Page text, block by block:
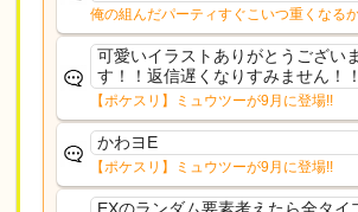
俺の組んだパーティすぐこいつ重くなる
可愛いイラストありがとうございま
す！！返信遅くなりすみません！！
少ししたら通常再開できます！
【ポケスリ】ミュウツーが9月に登場!!
かわヨE
【ポケスリ】ミュウツーが9月に登場!!